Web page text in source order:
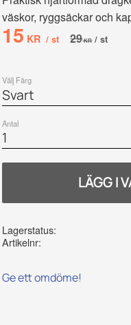
väskor, ryggsäckar och
Nedsatt pris:
15 KR /st Ordinarie
29KR /st
Välj Färg
Antal
Lagerstatus
Artikelnr
Ge ett omdöme!